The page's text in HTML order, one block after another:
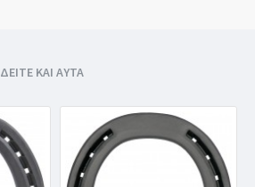
ΔΕΙΤΕ ΚΑΙ ΑΥΤΑ